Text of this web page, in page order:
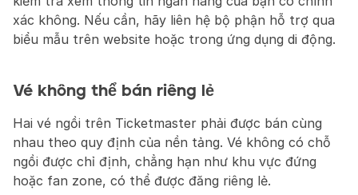
xác không. Nếu cần, hãy liên hệ bộ phận hỗ trợ qua
biểu mẫu trên website hoặc trong ứng dụng di động.
Vé không thể bán riêng lẻ
Hai vé ngồi trên Ticketmaster phải được bán cùng
nhau theo quy định của nền tảng. Vé không có chỗ
ngồi được chỉ định, chẳng hạn như khu vực đứng
hoặc fan zone, có thể được đăng riêng lẻ.